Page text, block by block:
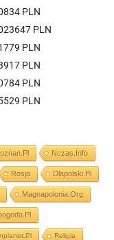
PLN
PLN
PLN
PLN
PLN
PLN
Nczas.info
Rosja Dlapolski.pl
Magnapolonia.org
Religia